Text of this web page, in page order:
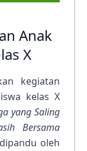
Anak
X
kegiatan
kelas X
yang Saling
Bersama
oleh